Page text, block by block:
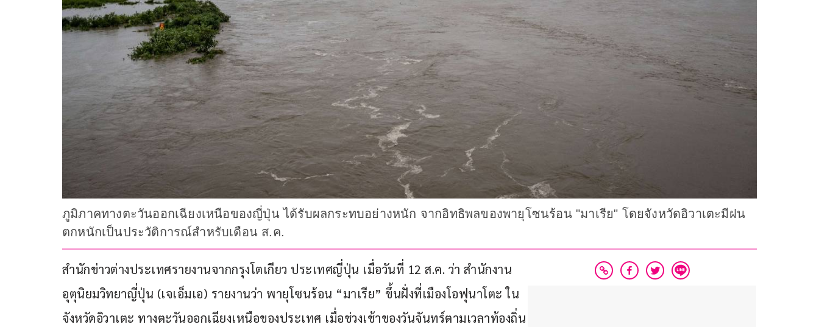
ภูมิภาคทางตะวันออกเฉียงเหนือของญี่ปุ่น ได้รับผลกระทบอย่างหนัก จากอิทธิพลของพายุโซนร้อน "มาเรีย" โดยจังหวัดอิวาเตะมีฝน
ตกหนักเป็นประวัติการณ์สำหรับเดือน ส.ค.
สำนักข่าวต่างประเทศรายงานจากกรุงโตเกียว ประเทศญี่ปุ่น เมื่อวันที่ 12 ส.ค. ว่า สำนักงาน
อุตุนิยมวิทยาญี่ปุ่น (เจเอ็มเอ) รายงานว่า พายุโซนร้อน “มาเรีย” ขึ้นฝั่งที่เมืองโอฟุนาโตะ ใน
จังหวัดอิวาเตะ ทางตะวันออกเฉียงเหนือของประเทศ เมื่อช่วงเช้าของวันจันทร์ตามเวลาท้องถิ่น